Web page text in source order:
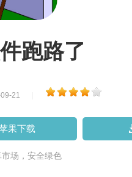
跑路了
21
果下载
场，安全绿色